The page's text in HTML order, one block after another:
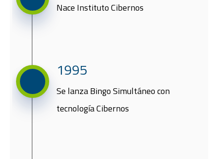
Nace​ Instituto Cibernos​
1995
​Se lanza Bingo Simultáneo con
tecnología Cibernos​